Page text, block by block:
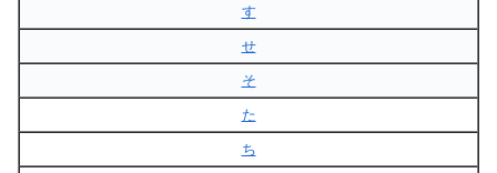
す
せ
そ
た
ち